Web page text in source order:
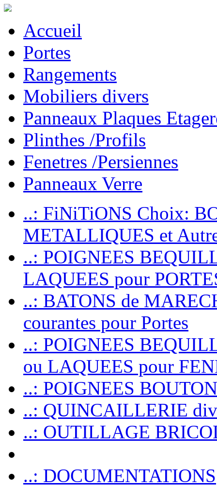
Accueil
Portes
Rangements
Mobiliers divers
Panneaux Plaques
Plinthes /Profils
Fenetres /Persiennes
Panneaux Verre
..: FiNiTiONS Choix:
METALLIQUES et
..: POIGNEES
LAQUEES pour
..: BATONS de
courantes pour Portes
..: POIGNEES
ou LAQUEES pour
..: POIGNEES
..: QUINCAILLERIE
..: OUTILLAGE
..: DOCUMENTATIONS